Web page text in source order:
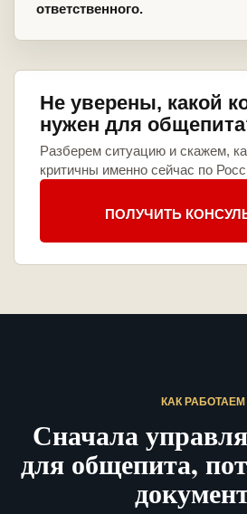
ответственного.
Не уверены, какой
нужен для
Разберем ситуацию и скажем,
критичны именно сейчас по
ПОЛУЧИТЬ
КАК РАБОТАЕМ
Сначала
для общепита,